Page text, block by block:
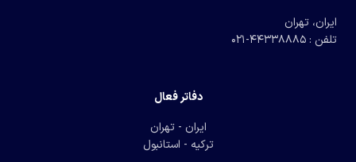
ایران، تهران
تلفن : 44338885-021
دفاتر فعال
ایران - تهران
ترکیه - استانبول